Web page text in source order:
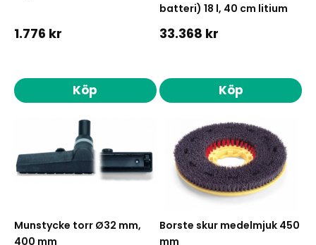
1.776 kr
Köp
batteri) 18 l, 40 cm litium
33.368 kr
Köp
Munstycke torr Ø32 mm,
400 mm
Borste skur medelmjuk 450
mm